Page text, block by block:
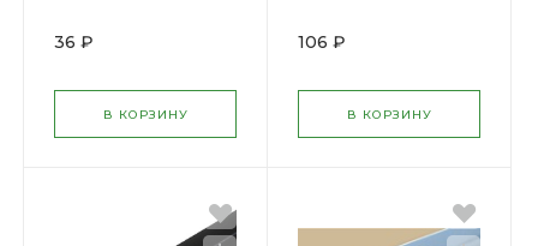
36 ₽
В КОРЗИНУ
106 ₽
В КОРЗИНУ